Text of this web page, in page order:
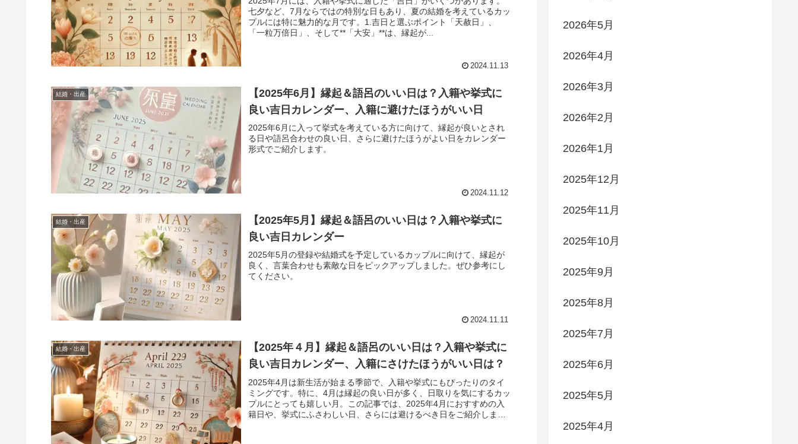
七夕など、7月ならではの特別な日もあり、夏の結婚を考えているカッ
プルには特に魅力的な月です。1.吉日と選ぶポイント「天赦日」、
「一粒万倍日」、そして**「大安」**は、縁起が...
2024.11.13
結婚・出産
【2025年6月】縁起＆語呂のいい日は？入籍や挙式に
良い吉日カレンダー、入籍に避けたほうがいい日
2025年6月に入って挙式を考えている方に向けて、縁起が良いとされ
る日や語呂合わせの良い日、さらに避けたほうがよい日をカレンダー
形式でご紹介します。
2024.11.12
結婚・出産
【2025年5月】縁起＆語呂のいい日は？入籍や挙式に
良い吉日カレンダー
2025年5月の登録や結婚式を予定しているカップルに向けて、縁起が
良く、言葉合わせも素敵な日をピックアップしました。ぜひ参考にし
てください。
2024.11.11
結婚・出産
【2025年４月】縁起＆語呂のいい日は？入籍や挙式に
良い吉日カレンダー、入籍にさけたほうがいい日は？
2025年4月は新生活が始まる季節で、入籍や挙式にもぴったりのタイ
ミングです。特に、4月は縁起の良い日が多く、日取りを気にするカッ
プルにとっても嬉しい月。この記事では、2025年4月におすすめの入
籍日や、挙式にふさわしい日、さらには避けるべき日をご紹介しま
2026年5月
2026年4月
2026年3月
2026年2月
2026年1月
2025年12月
2025年11月
2025年10月
2025年9月
2025年8月
2025年7月
2025年6月
2025年5月
2025年4月